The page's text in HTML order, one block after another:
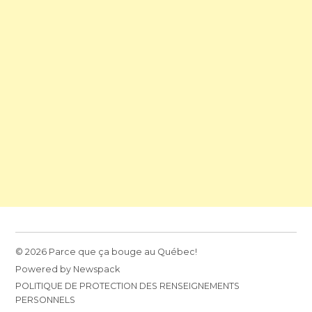
© 2026 Parce que ça bouge au Québec!
Powered by Newspack
POLITIQUE DE PROTECTION DES RENSEIGNEMENTS
PERSONNELS